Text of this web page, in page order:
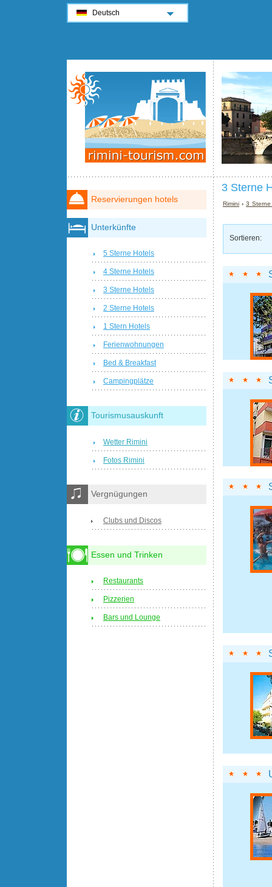
3 Sterne
Rimini ›3 Sterne
Sortieren:
Reservierungen hotels
Unterkünfte
5 Sterne Hotels
4 Sterne Hotels
3 Sterne Hotels
2 Sterne Hotels
1 Stern Hotels
Ferienwohnungen
Bed & Breakfast
Campingplätze
Tourismusauskunft
Wetter Rimini
Fotos Rimini
Vergnügungen
Clubs und Discos
Essen und Trinken
Restaurants
Pizzerien
Bars und Lounge
Deutsch